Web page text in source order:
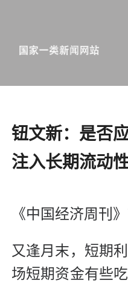
钮文新：是否
注入长期流动
《中国经济周刊
又逢月末，短期
场短期资金有些